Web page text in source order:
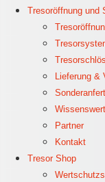
Tresoröffnung und
Lieferung &
Partner
Kontakt
Tresor Shop